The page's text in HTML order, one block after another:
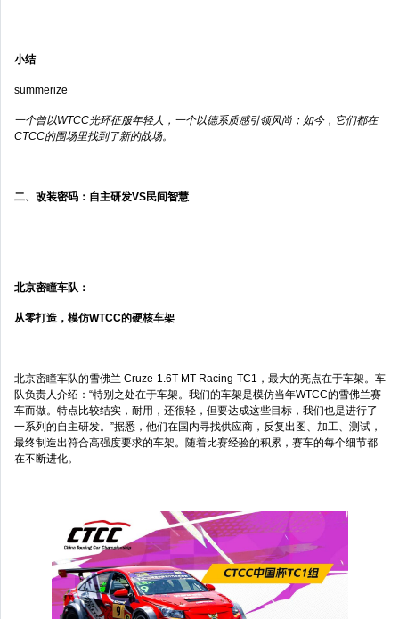
小结
summerize
一个曾以WTCC光环征服年轻人，一个以德系质感引领风尚；如今，它们都在
CTCC的围场里找到了新的战场。
二、改装密码：自主研发VS民间智慧
北京密瞳车队：
从零打造，模仿WTCC的硬核车架
北京密瞳车队的雪佛兰 Cruze-1.6T-MT Racing-TC1，最大的亮点在于车架。车
队负责人介绍：“特别之处在于车架。我们的车架是模仿当年WTCC的雪佛兰赛
车而做。特点比较结实，耐用，还很轻，但要达成这些目标，我们也是进行了
一系列的自主研发。”据悉，他们在国内寻找供应商，反复出图、加工、测试，
最终制造出符合高强度要求的车架。随着比赛经验的积累，赛车的每个细节都
在不断进化。